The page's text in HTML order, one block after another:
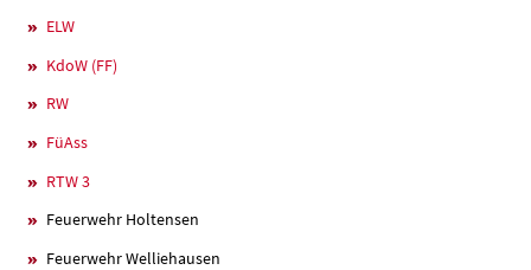
ELW
KdoW (FF)
RW
FüAss
RTW 3
Feuerwehr Holtensen
Feuerwehr Welliehausen